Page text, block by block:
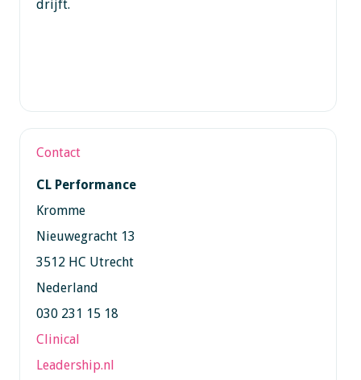
drijft.
Contact
CL Performance
Kromme
Nieuwegracht 13
3512 HC Utrecht
Nederland
030 231 15 18
Clinical
Leadership.nl